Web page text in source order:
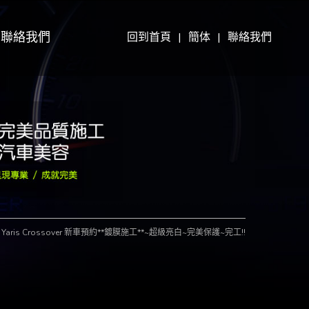
回到首頁 | 簡体 | 聯絡我們
聯絡我們
Crossover 新車預約**鍍膜施工**~超級亮白~完美保護~完工!!